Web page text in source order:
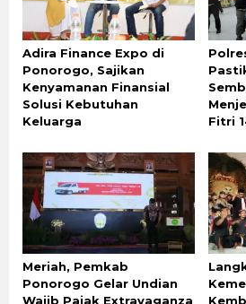
Adira Finance Expo di
Ponorogo, Sajikan
Kenyamanan Finansial
Solusi Kebutuhan
Keluarga
Fitri
Meriah, Pemkab
Ponorogo Gelar Undian
Wajib Pajak Extravaganza